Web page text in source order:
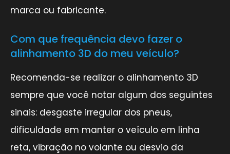
marca ou fabricante.
Com que frequência devo fazer o
alinhamento 3D do meu veículo?
Recomenda-se realizar o alinhamento 3D
sempre que você notar algum dos seguintes
sinais: desgaste irregular dos pneus,
dificuldade em manter o veículo em linha
reta, vibração no volante ou desvio da